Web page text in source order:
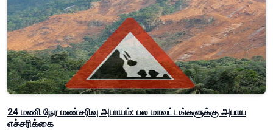
24 மணி நேர மண்சரிவு அபாயம்: பல மாவட்டங்களுக்கு அபாய
எச்சரிக்கை